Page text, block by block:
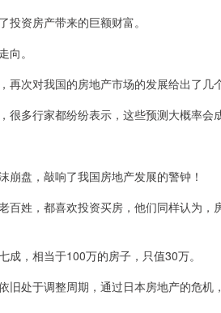
资房产带来的巨额财富。
。
次对我国的房地产市场的发展给出了几
多行家都纷纷表示，这些预测大概率会
盘，敲响了我国房地产发展的警钟！
姓，都喜欢投资买房，他们同样认为，
，相当于100万的房子，只值30万。
处于调整周期，通过日本房地产的危机